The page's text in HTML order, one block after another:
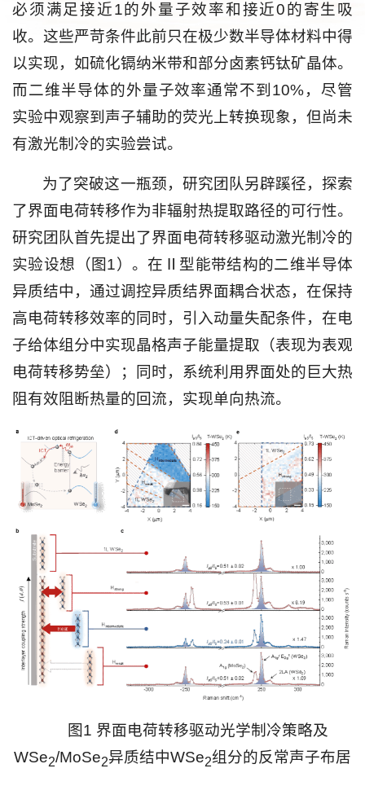
必须满足接近1的外量子效率和接近0的寄生吸
收。这些严苛条件此前只在极少数半导体材料中得
以实现，如硫化镉纳米带和部分卤素钙钛矿晶体。
而二维半导体的外量子效率通常不到10%，尽管
实验中观察到声子辅助的荧光上转换现象，但尚未
有激光制冷的实验尝试。
为了突破这一瓶颈，研究团队另辟蹊径，探索
了界面电荷转移作为非辐射热提取路径的可行性。
研究团队首先提出了界面电荷转移驱动激光制冷的
实验设想（图1）。在Ⅱ型能带结构的二维半导体
异质结中，通过调控异质结界面耦合状态，在保持
高电荷转移效率的同时，引入动量失配条件，在电
子给体组分中实现晶格声子能量提取（表现为表观
电荷转移势垒）；同时，系统利用界面处的巨大热
阻有效阻断热量的回流，实现单向热流。
图1 界面电荷转移驱动光学制冷策略及
WSe2/MoSe2异质结中WSe2组分的反常声子布居